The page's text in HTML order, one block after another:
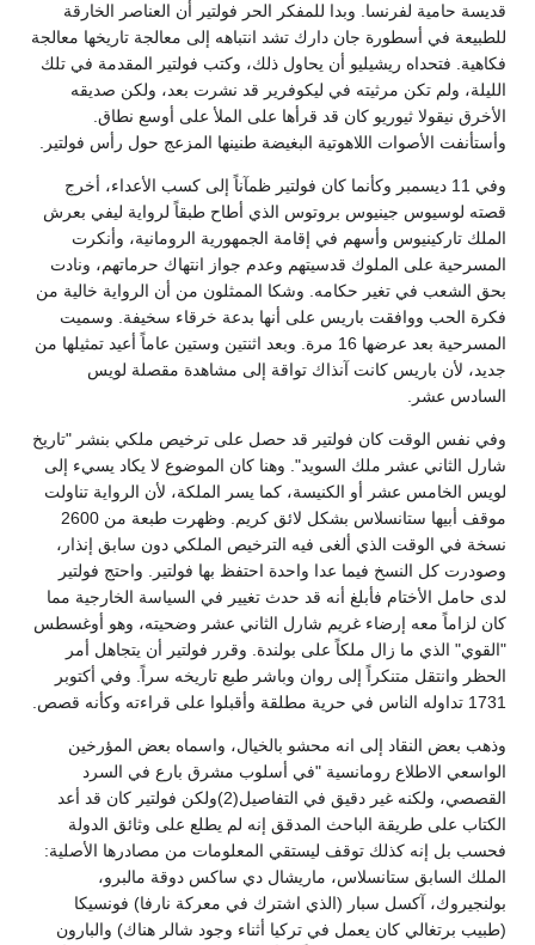
قديسة حامية لفرنسا. وبدا للمفكر الحر فولتير أن العناصر الخارقة
للطبيعة في أسطورة جان دارك تشد انتباهه إلى معالجة تاريخها معالجة
فكاهية. فتحداه ريشيليو أن يحاول ذلك، وكتب فولتير المقدمة في تلك
الليلة، ولم تكن مرثيته في ليكوفرير قد نشرت بعد، ولكن صديقه
الأخرق نيقولا ثيوريو كان قد قرأها على الملأ على أوسع نطاق.
وأستأنفت الأصوات اللاهوتية البغيضة طنينها المزعج حول رأس فولتير.
وفي 11 ديسمبر وكأنما كان فولتير ظمآناً إلى كسب الأعداء، أخرج
قصته لوسيوس جينيوس بروتوس الذي أطاح طبقاً لرواية ليفي بعرش
الملك تاركينيوس وأسهم في إقامة الجمهورية الرومانية، وأنكرت
المسرحية على الملوك قدسيتهم وعدم جواز انتهاك حرماتهم، ونادت
بحق الشعب في تغير حكامه. وشكا الممثلون من أن الرواية خالية من
فكرة الحب ووافقت باريس على أنها بدعة خرقاء سخيفة. وسميت
المسرحية بعد عرضها 16 مرة. وبعد اثنتين وستين عاماً أعيد تمثيلها من
جديد، لأن باريس كانت آنذاك تواقة إلى مشاهدة مقصلة لويس
السادس عشر.
وفي نفس الوقت كان فولتير قد حصل على ترخيص ملكي بنشر "تاريخ
شارل الثاني عشر ملك السويد". وهنا كان الموضوع لا يكاد يسيء إلى
لويس الخامس عشر أو الكنيسة، كما يسر الملكة، لأن الرواية تناولت
موقف أبيها ستانسلاس بشكل لائق كريم. وظهرت طبعة من 2600
نسخة في الوقت الذي ألغى فيه الترخيص الملكي دون سابق إنذار،
وصودرت كل النسخ فيما عدا واحدة احتفظ بها فولتير. واحتج فولتير
لدى حامل الأختام فأبلغ أنه قد حدث تغيير في السياسة الخارجية مما
كان لزاماً معه إرضاء غريم شارل الثاني عشر وضحيته، وهو أوغسطس
"القوي" الذي ما زال ملكاً على بولندة. وقرر فولتير أن يتجاهل أمر
الحظر وانتقل متنكراً إلى روان وباشر طبع تاريخه سراً. وفي أكتوبر
1731 تداوله الناس في حرية مطلقة وأقبلوا على قراءته وكأنه قصص.
وذهب بعض النقاد إلى انه محشو بالخيال، واسماه بعض المؤرخين
الواسعي الاطلاع رومانسية "في أسلوب مشرق بارع في السرد
القصصي، ولكنه غير دقيق في التفاصيل(2)ولكن فولتير كان قد أعد
الكتاب على طريقة الباحث المدقق إنه لم يطلع على وثائق الدولة
فحسب بل إنه كذلك توقف ليستقي المعلومات من مصادرها الأصلية:
الملك السابق ستانسلاس، ماريشال دي ساكس دوقة مالبرو،
بولنجيروك، آكسل سبار (الذي اشترك في معركة نارفا) فونسيكا
(طبيب برتغالي كان يعمل في تركيا أثناء وجود شالر هناك) والبارون